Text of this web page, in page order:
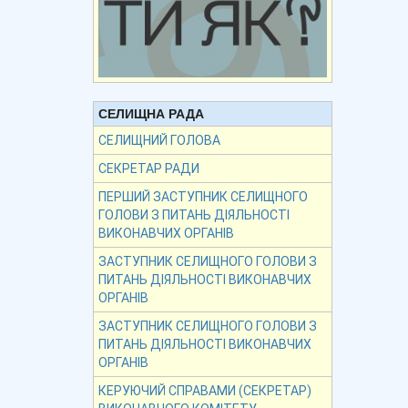
СЕЛИЩНА РАДА
СЕЛИЩНИЙ ГОЛОВА
СЕКРЕТАР РАДИ
ПЕРШИЙ ЗАСТУПНИК СЕЛИЩНОГО
ГОЛОВИ З ПИТАНЬ ДІЯЛЬНОСТІ
ВИКОНАВЧИХ ОРГАНІВ
ЗАСТУПНИК СЕЛИЩНОГО ГОЛОВИ З
ПИТАНЬ ДІЯЛЬНОСТІ ВИКОНАВЧИХ
ОРГАНІВ
ЗАСТУПНИК СЕЛИЩНОГО ГОЛОВИ З
ПИТАНЬ ДІЯЛЬНОСТІ ВИКОНАВЧИХ
ОРГАНІВ
КЕРУЮЧИЙ СПРАВАМИ (СЕКРЕТАР)